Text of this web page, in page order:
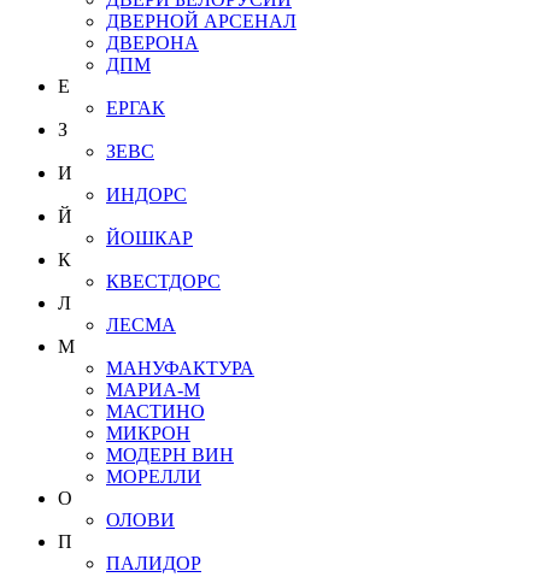
ДВЕРНОЙ АРСЕНАЛ
ДВЕРОНА
ДПМ
Е
ЕРГАК
З
ЗЕВС
И
ИНДОРС
Й
ЙОШКАР
К
КВЕСТДОРС
Л
ЛЕСМА
М
МАНУФАКТУРА
МАРИА-М
МАСТИНО
МИКРОН
МОДЕРН ВИН
МОРЕЛЛИ
О
ОЛОВИ
П
ПАЛИДОР